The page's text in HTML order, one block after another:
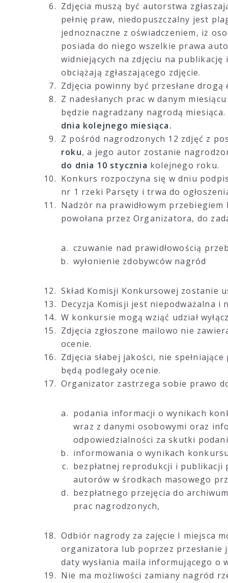
Zdjęcia muszą być autorstwa
pełnię praw, niedopuszczalny jest
jednoznaczne z oświadczeniem, iż
posiada do niego wszelkie prawa
widniejących na zdjęciu na
obciążają zgłaszającego zdjęcie.
Zdjęcia powinny być przesłane
Z nadesłanych prac w danym
będzie nagradzany nagrodą
dnia kolejnego miesiąca.
Z pośród nagrodzonych 12 zdjęć z
roku, a jego autor zostanie
do dnia 10 stycznia kolejnego roku.
Konkurs rozpoczyna się w dniu
nr 1 rzeki Parsęty i trwa do
Nadzór na prawidłowym
powołana przez Organizatora, do
czuwanie nad prawidłowością
wyłonienie zdobywców nagród
Skład Komisji Konkursowej zostanie
Decyzja Komisji jest niepodważalna i
W konkursie mogą wziąć udział
Zdjęcia zgłoszone mailowo nie
ocenie.
Zdjęcia słabej jakości, nie
będą podlegały ocenie.
Organizator zastrzega sobie prawo
podania informacji o wynikach
wraz z danymi osobowymi oraz
odpowiedzialności za skutki
informowania o wynikach
bezpłatnej reprodukcji i publikacji
autorów w środkach masowego
bezpłatnego przejęcia do
prac nagrodzonych,
Odbiór nagrody za zajęcie I miejsca
organizatora lub poprzez przesłanie
daty wysłania maila informującego o
Nie ma możliwości zamiany nagród